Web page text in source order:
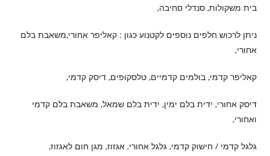
בית משקולות, סנדלי סחיבה,
ניתן לרכוש חלפים נוספים לקטנוע כגון : קאליפר אחורי,משאבת בלם
אחורי,
קאליפר קדמי, בולמים קדמיים, טלסקופים, דיסק קדמי,
דיסק אחורי, ידית בלם ימין, ידית בלם שמאל, משאבת בלם קדמי
ואחורי,
גלגל קדמי / חישוק קדמי, גלגל אחורי, אגזוז, מגן חום לאגזוז,